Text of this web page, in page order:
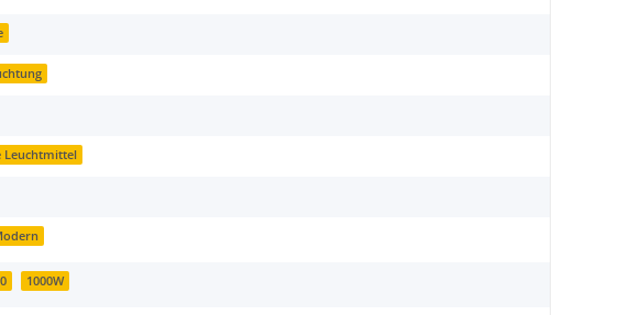
Leuchtmittel
1000W